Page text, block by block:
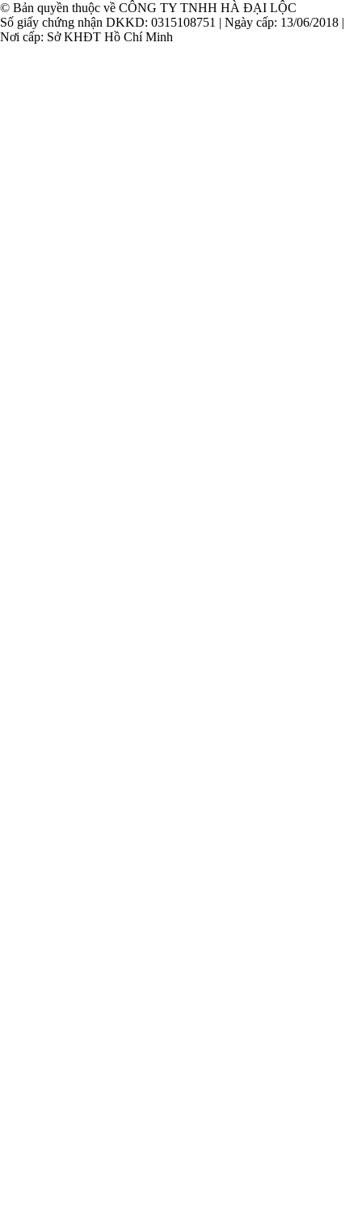
© Bản quyền thuộc về CÔNG TY TNHH HÀ ĐẠI LỘC
Số giấy chứng nhận DKKD: 0315108751 | Ngày cấp: 13/06/2018 |
Nơi cấp: Sở KHĐT Hồ Chí Minh